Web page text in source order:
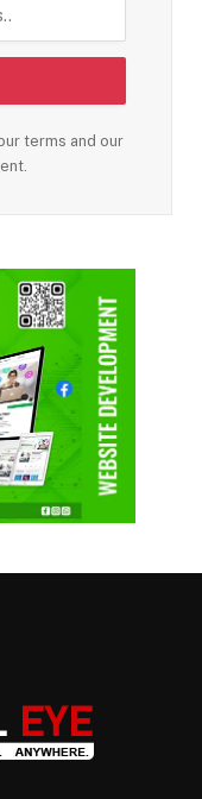
terms and our